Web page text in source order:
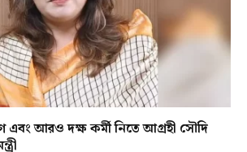
এবং আরও দক্ষ কর্মী নিতে আগ্রহী সৌদি